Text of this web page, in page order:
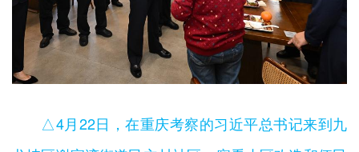
△4月22日，在重庆考察的习近平总书记来到九